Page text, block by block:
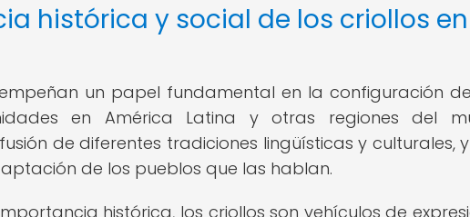
histórica y social de los criollos
un papel fundamental en la configuración
en América Latina y otras regiones del
de diferentes tradiciones lingüísticas y culturales,
de los pueblos que las hablan.
histórica, los criollos son vehículos de